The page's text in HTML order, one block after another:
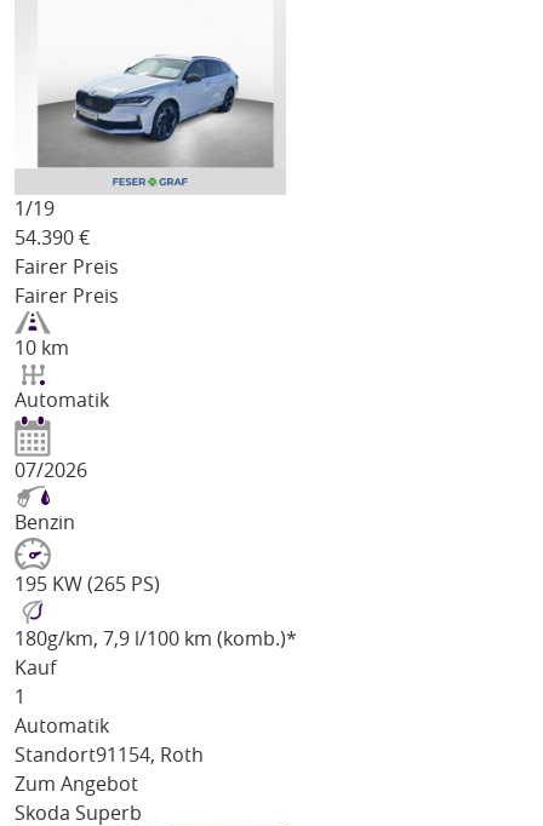
1/19
54.390 €
Fairer Preis
Fairer Preis
10 km
Automatik
07/2026
Benzin
195 KW (265 PS)
180g/km, 7,9 l/100 km (komb.)*
Kauf
1
Automatik
Standort91154, Roth
Zum Angebot
Skoda Superb